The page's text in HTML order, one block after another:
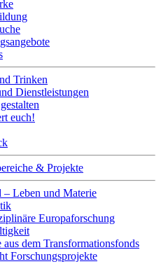
Trinken
Dienstleistungen
euch!
& Projekte
Leben und Materie
Europaforschung
aus dem Transformationsfonds
Forschungsprojekte